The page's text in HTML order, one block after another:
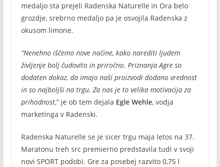
medaljo sta prejeli Radenska Naturelle in Ora belo
grozdje, srebrno medaljo pa je osvojila Radenska z
okusom limone.
“Nenehno iščemo nove načine, kako narediti ljudem
življenje bolj čudovito in priročno. Priznanja Agre so
dodaten dokaz, da imajo naši proizvodi dodano vrednost
in so najboljši na trgu. Za nas je to velika motivacija za
prihodnost,” je ob tem dejala Egle Wehle, vodja
marketinga v Radenski.
Radenska Naturelle se je sicer trgu maja letos na 37.
Maratonu treh src premierno predstavila tudi v svoji
novi SPORT podobi. Gre za posebej razvito 0,75 l